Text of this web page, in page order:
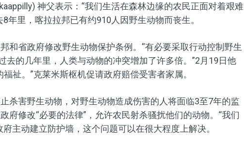
神父表示： “我们生活在森林边缘的农民正面对着艰难
8年里，喀拉拉邦已有约910人因野生动物而丧生。
和省政府修改野生动物保护条例。 “有必要采取行动控制野生
去的几年里，人类与动物的冲突增加了许多倍。 ”2月19日他
祉。 ”克莱米斯枢机促请政府赔偿受害者家属。
杀害野生动物，对野生动物造成伤害的人将面临3至7年的监
府修改“必要的法律” ，允许农民射杀骚扰他们的动物。 “我们
主动建立防护墙，这个问题可以在很大程度上解决。